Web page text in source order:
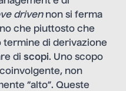
drivennon si ferma
che piuttosto che
di derivazione
di scopi. Uno scopo
non
“alto”. Queste